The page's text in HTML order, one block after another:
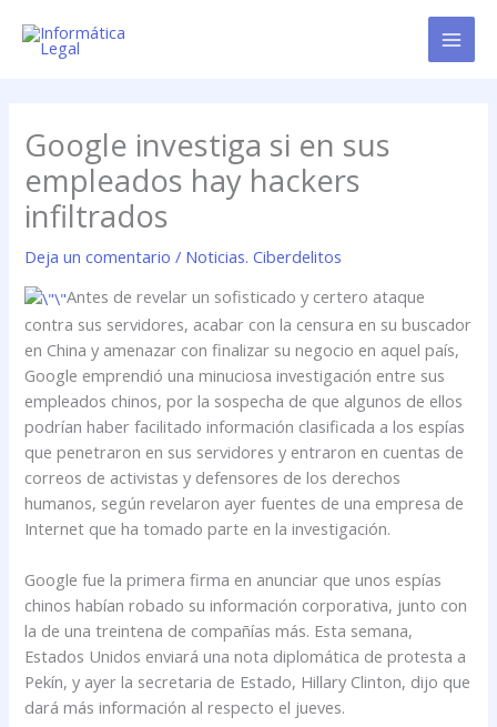
contenido
Google investiga si en sus
empleados hay hackers
infiltrados
Deja un comentario / Noticias. Ciberdelitos
Antes de revelar un sofisticado y certero ataque
contra sus servidores, acabar con la censura en su buscador
en China y amenazar con finalizar su negocio en aquel país,
Google emprendió una minuciosa investigación entre sus
empleados chinos, por la sospecha de que algunos de ellos
podrían haber facilitado información clasificada a los espías
que penetraron en sus servidores y entraron en cuentas de
correos de activistas y defensores de los derechos
humanos, según revelaron ayer fuentes de una empresa de
Internet que ha tomado parte en la investigación.
Google fue la primera firma en anunciar que unos espías
chinos habían robado su información corporativa, junto con
la de una treintena de compañías más. Esta semana,
Estados Unidos enviará una nota diplomática de protesta a
Pekín, y ayer la secretaria de Estado, Hillary Clinton, dijo que
dará más información al respecto el jueves.